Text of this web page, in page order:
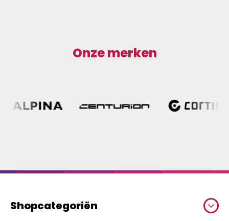
Onze merken
Shopcategoriën